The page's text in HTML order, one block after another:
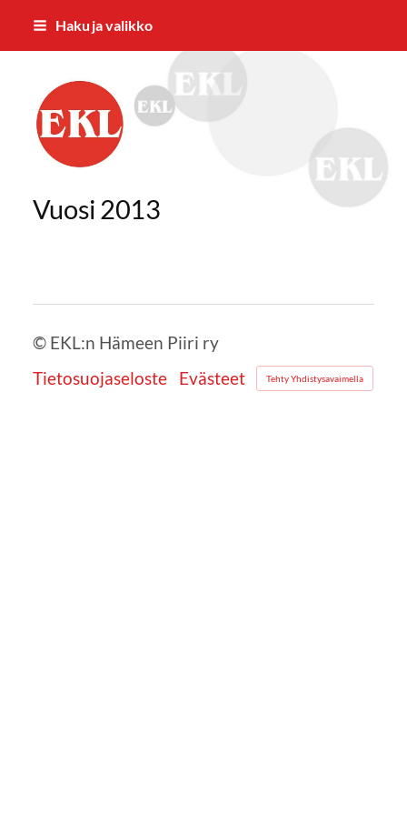
Siirry
Haku ja valikko
EKL:n Hämeen Piiri ry
Vuosi 2013
© EKL:n Hämeen Piiri ry
Tietosuojaseloste
Evästeet Tehty Yhdistysavaimella